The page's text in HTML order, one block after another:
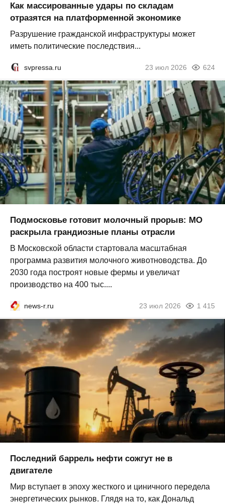
Как массированные удары по складам
отразятся на платформенной экономике
Разрушение гражданской инфраструктуры может
иметь политические последствия...
svpressa.ru 23 июл 2026 624
Подмосковье готовит молочный прорыв: МО
раскрыла грандиозные планы отрасли
В Московской области стартовала масштабная
программа развития молочного животноводства. До
2030 года построят новые фермы и увеличат
производство на 400 тыс....
news-r.ru 23 июл 2026 1 415
Последний баррель нефти сожгут не в
двигателе
Мир вступает в эпоху жесткого и циничного передела
энергетических рынков. Глядя на то, как Дональд